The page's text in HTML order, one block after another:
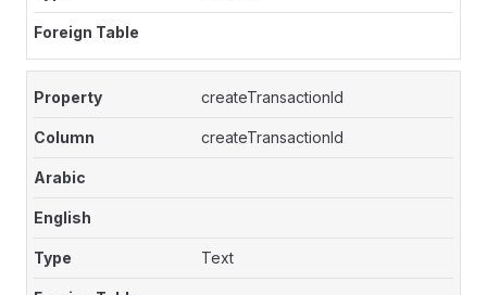
createTransactionId
createTransactionId
Text